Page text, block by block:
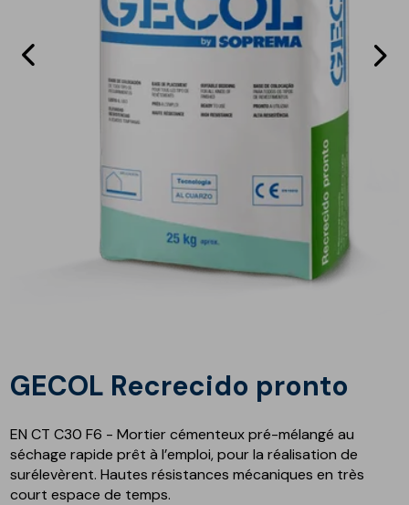
Eléments
précédent
GECOL Recrecido pronto
EN CT C30 F6 - Mortier cémenteux pré-mélangé au
séchage rapide prêt à l’emploi, pour la réalisation de
surélevèrent. Hautes résistances mécaniques en très
court espace de temps.